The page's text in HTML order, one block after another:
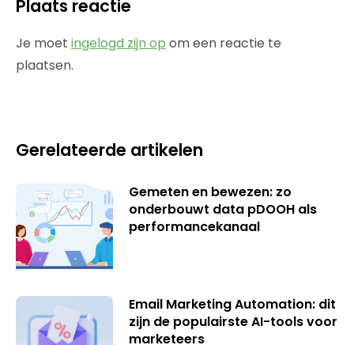
Plaats reactie
Je moet ingelogd zijn op om een reactie te
plaatsen.
Gerelateerde artikelen
Gemeten en bewezen: zo
onderbouwt data pDOOH als
performancekanaal
Email Marketing Automation: dit
zijn de populairste AI-tools voor
marketeers